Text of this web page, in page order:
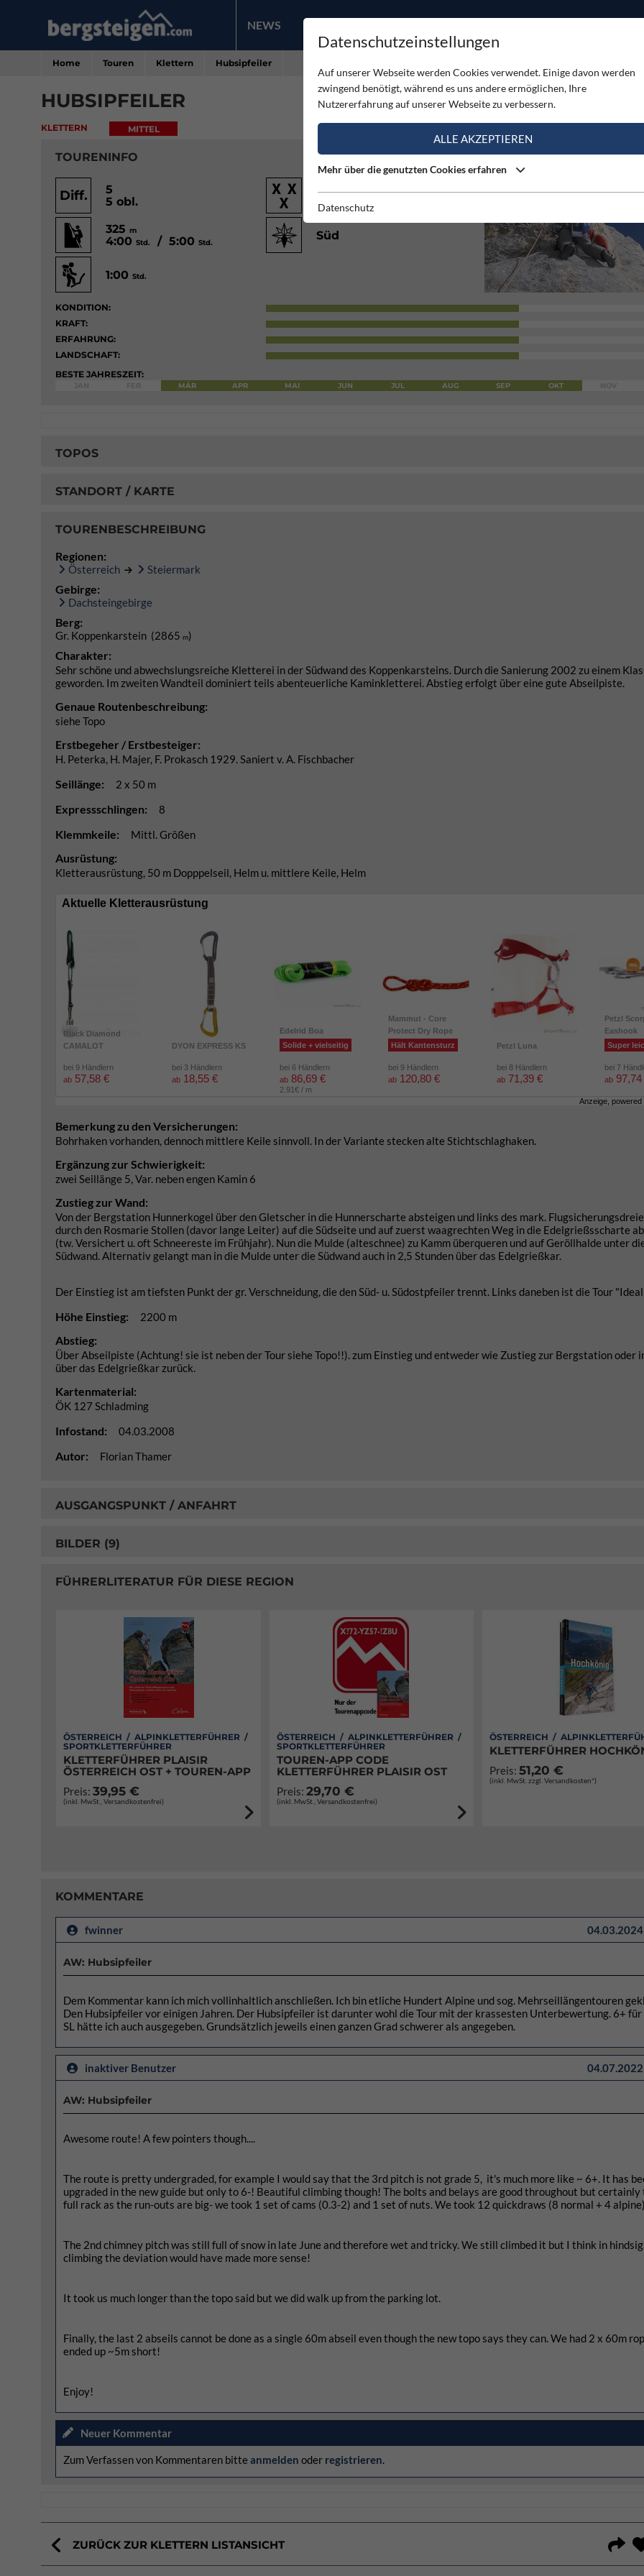
NEWS PRODUKTE
Home Touren Klettern Hubsipfeiler
HUBSIPFEILER
KLETTERN MITTEL
TOURENINFO
Diff.
5
5 obl.
Gut
325m
4:00Std. / 5:00Std.
Süd
1:00Std.
KONDITION:
KRAFT:
ERFAHRUNG:
LANDSCHAFT:
BESTE JAHRESZEIT:
MÄR APR MAI JUN JUL AUG SEP OKT
TOPOS
STANDORT / KARTE
TOURENBESCHREIBUNG
Regionen:
Österreich Steiermark
Gebirge:
Dachsteingebirge
Berg:
Gr. Koppenkarstein (2865 m)
Charakter:
Sehr schöne und abwechslungsreiche Kletterei in der Südwand des Koppenkarsteins. Durch die Sanierung 2002 zu einem
geworden. Im zweiten Wandteil dominiert teils abenteuerliche Kaminkletterei. Abstieg erfolgt über eine gute Abseilpiste.
Genaue Routenbeschreibung:
siehe Topo
Erstbegeher / Erstbesteiger:
H. Peterka, H. Majer, F. Prokasch 1929. Saniert v. A. Fischbacher
Seillänge: 2 x 50 m
Expressschlingen: 8
Klemmkeile: Mittl. Größen
Ausrüstung:
Kletterausrüstung, 50 m Dopppelseil, Helm u. mittlere Keile, Helm
Aktuelle Kletterausrüstung
Black Diamond
CAMALOT
bei 9 Händlern
ab 57,58 €
DYON EXPRESS KS
bei 3 Händlern
ab 18,55 €
Edelrid Boa
Solide + vielseitig
bei 6 Händlern
ab 86,69 €
2.91€ / m
Mammut - Core
Protect Dry Rope
Hält Kantensturz
bei 9 Händlern
ab 120,80 €
Petzl Luna
bei 8 Händlern
ab 71,39 €
Petzl
Eashook
Super
bei 7
ab 97,74
Anzeige, powered
Bemerkung zu den Versicherungen:
Bohrhaken vorhanden, dennoch mittlere Keile sinnvoll. In der Variante stecken alte Stichtschlaghaken.
Ergänzung zur Schwierigkeit:
zwei Seillänge 5, Var. neben engen Kamin 6
Zustieg zur Wand:
Von der Bergstation Hunnerkogel über den Gletscher in die Hunnerscharte absteigen und links des mark.
durch den Rosmarie Stollen (davor lange Leiter) auf die Südseite und auf zuerst waagrechten Weg in die Edelgrießsscharte
(tw. Versichert u. oft Schneereste im Frühjahr). Nun die Mulde (alteschnee) zu Kamm überqueren und auf Geröllhalde unter
Südwand. Alternativ gelangt man in die Mulde unter die Südwand auch in 2,5 Stunden über das Edelgrießkar.
Der Einstieg ist am tiefsten Punkt der gr. Verschneidung, die den Süd- u. Südostpfeiler trennt. Links daneben ist die Tour
Höhe Einstieg: 2200 m
Abstieg:
Über Abseilpiste (Achtung! sie ist neben der Tour siehe Topo!!). zum Einstieg und entweder wie Zustieg zur Bergstation oder
über das Edelgrießkar zurück.
Kartenmaterial:
ÖK 127 Schladming
Infostand: 04.03.2008
Autor: Florian Thamer
AUSGANGSPUNKT / ANFAHRT
BILDER (9)
FÜHRERLITERATUR FÜR DIESE REGION
ÖSTERREICH / ALPINKLETTERFÜHRER /
SPORTKLETTERFÜHRER
KLETTERFÜHRER PLAISIR
ÖSTERREICH OST + TOUREN-APP
Preis: 39,95 €
(inkl. MwSt., Versandkostenfrei)
ÖSTERREICH / ALPINKLETTERFÜHRER /
SPORTKLETTERFÜHRER
TOUREN-APP CODE
KLETTERFÜHRER PLAISIR OST
Preis: 29,70 €
(inkl. MwSt., Versandkostenfrei)
ÖSTERREICH /
KLETTERFÜHRER
Preis:51,20 €
(inkl. MwSt. zzgl. Versandkosten*)
KOMMENTARE
fwinner
AW: Hubsipfeiler
Dem Kommentar kann ich mich vollinhaltlich anschließen. Ich bin etliche Hundert Alpine und sog. Mehrseillängentouren
Den Hubsipfeiler vor einigen Jahren. Der Hubsipfeiler ist darunter wohl die Tour mit der krassesten Unterbewertung. 6+ für
SL hätte ich auch ausgegeben. Grundsätzlich jeweils einen ganzen Grad schwerer als angegeben.
inaktiver Benutzer
AW: Hubsipfeiler
Awesome route! A few pointers though....
The route is pretty undergraded, for example I would say that the 3rd pitch is not grade 5, it's much more like ~ 6+. It has
upgraded in the new guide but only to 6-! Beautiful climbing though! The bolts and belays are good throughout but certainly
full rack as the run-outs are big- we took 1 set of cams (0.3-2) and 1 set of nuts. We took 12 quickdraws (8 normal + 4
The 2nd chimney pitch was still full of snow in late June and therefore wet and tricky. We still climbed it but I think in
climbing the deviation would have made more sense!
It took us much longer than the topo said but we did walk up from the parking lot.
Finally, the last 2 abseils cannot be done as a single 60m abseil even though the new topo says they can. We had 2 x 60m
ended up ~5m short!
Enjoy!
Neuer Kommentar
Zum Verfassen von Kommentaren bitte anmelden oder registrieren.
ZURÜCK ZUR KLETTERN LISTANSICHT
Datenschutzeinstellungen
Auf unserer Webseite werden Cookies verwendet. Einige davon werden
zwingend benötigt, während es uns andere ermöglichen, Ihre
Nutzererfahrung auf unserer Webseite zu verbessern.
ALLE AKZEPTIEREN
Mehr über die genutzten Cookies erfahren
Datenschutz